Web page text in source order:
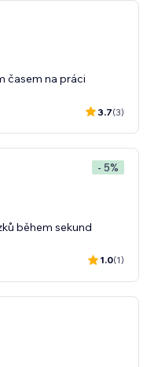
časem na práci
3.7(3)
- 5%
během sekund
1.0(1)